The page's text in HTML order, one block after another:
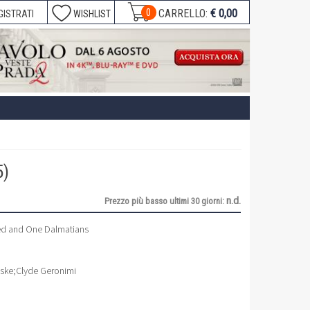
0 CARRELLO: € 0,00
WISHLIST
Prezzo più basso ultimi 30 giorni:n.d.
and One Dalmatians
;Clyde Geronimi